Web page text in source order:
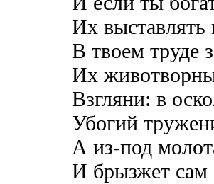
Их выставлять
В твоем труде
Их
Взгляни: в
Убогий
А из-под
И брызжет сам